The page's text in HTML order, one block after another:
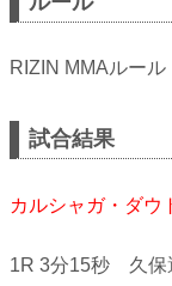
RIZIN MMAルー
試合結果
カルシャガ・ダウ
1R 3分15秒 久保